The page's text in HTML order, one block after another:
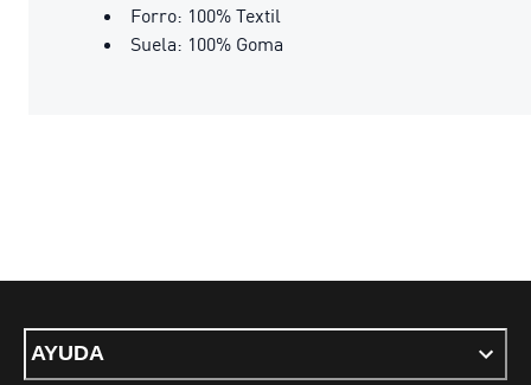
Forro: 100% Textil
Suela: 100% Goma
AYUDA